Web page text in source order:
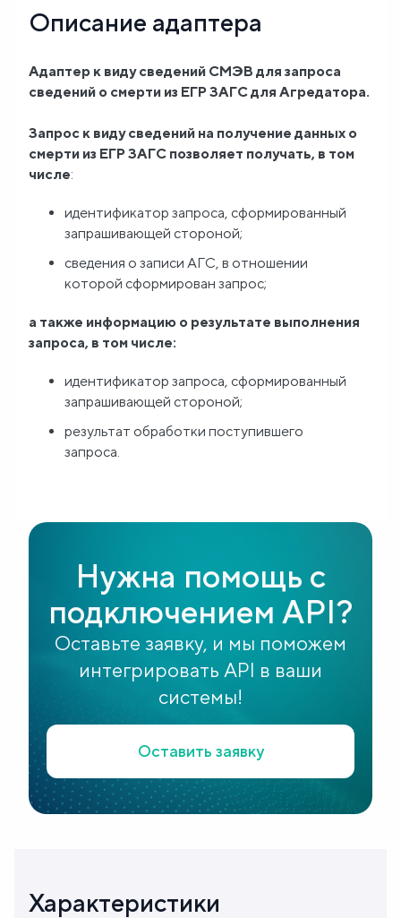
Блог
О
FAQ
Описание адаптера
Адаптер к виду сведений СМЭВ для запроса
сведений о смерти из ЕГР ЗАГС для Агредатора.
Запрос к виду сведений на получение данных о
смерти из ЕГР ЗАГС позволяет получать, в том
числе:
идентификатор запроса, сформированный
запрашивающей стороной;
сведения о записи АГС, в отношении
которой сформирован запрос;
а также информацию о результате выполнения
запроса, в том числе:
идентификатор запроса, сформированный
запрашивающей стороной;
результат обработки поступившего
запроса.
Нужна помощь с
подключением API?
Оставьте заявку, и мы поможем
интегрировать API в ваши
системы!
Оставить заявку
Характеристики